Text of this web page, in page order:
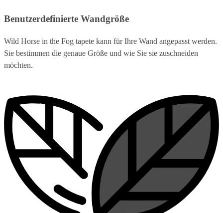
Benutzerdefinierte Wandgröße
Wild Horse in the Fog tapete kann für Ihre Wand angepasst werden.
Sie bestimmen die genaue Größe und wie Sie sie zuschneiden
möchten.